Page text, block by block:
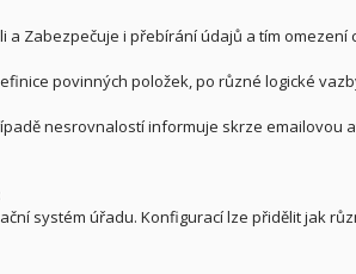
Zabezpečuje i přebírání údajů a tím omezení
povinných položek, po různé logické
nesrovnalostí informuje skrze emailovou
systém úřadu. Konfigurací lze přidělit jak